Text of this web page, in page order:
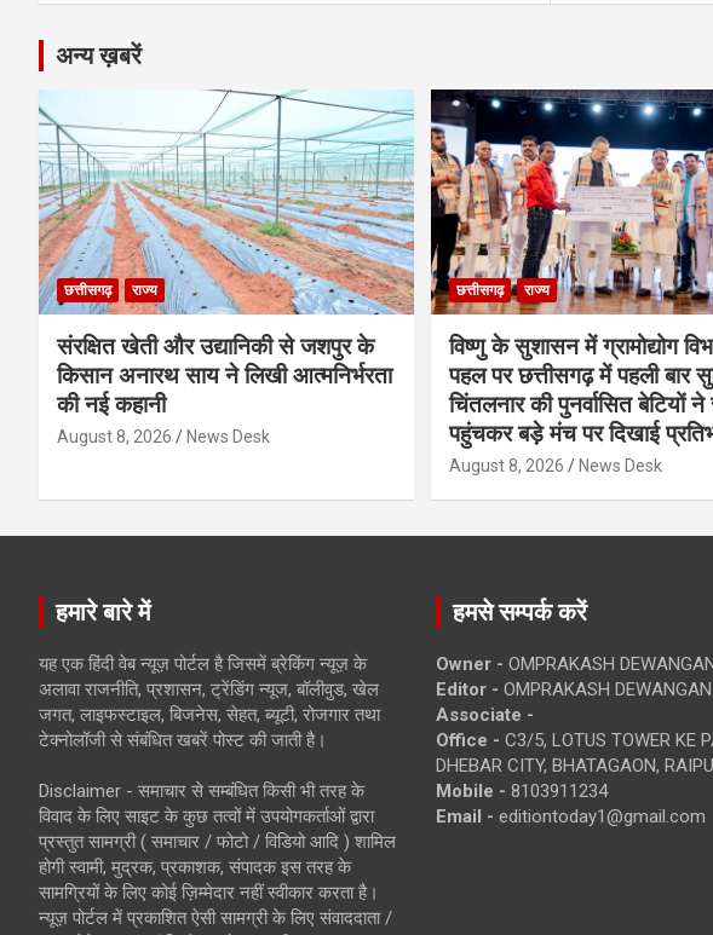
अन्य ख़बरें
छत्तीसगढ़ राज्य
संरक्षित खेती और उद्यानिकी से जशपुर के
किसान अनारथ साय ने लिखी आत्मनिर्भरता
की नई कहानी
August 8, 2026 News Desk
छत्तीसगढ़ राज्य
विष्णु के सुशासन में ग्रामोद्योग
पहल पर छत्तीसगढ़ में पहली बार
चिंतलनार की पुनर्वासित बेटियों ने
पहुंचकर बड़े मंच पर दिखाई
August 8, 2026 News Desk
हमारे बारे में
यह एक हिंदी वेब न्यूज़ पोर्टल है जिसमें ब्रेकिंग न्यूज़ के
अलावा राजनीति, प्रशासन, ट्रेंडिंग न्यूज, बॉलीवुड, खेल
जगत, लाइफस्टाइल, बिजनेस, सेहत, ब्यूटी, रोजगार तथा
टेक्नोलॉजी से संबंधित खबरें पोस्ट की जाती है।
Disclaimer - समाचार से सम्बंधित किसी भी तरह के
विवाद के लिए साइट के कुछ तत्वों में उपयोगकर्ताओं द्वारा
प्रस्तुत सामग्री ( समाचार / फोटो / विडियो आदि ) शामिल
होगी स्वामी, मुद्रक, प्रकाशक, संपादक इस तरह के
सामग्रियों के लिए कोई ज़िम्मेदार नहीं स्वीकार करता है।
न्यूज़ पोर्टल में प्रकाशित ऐसी सामग्री के लिए संवाददाता /
हमसे सम्पर्क करें
Owner - OMPRAKASH
Editor - OMPRAKASH DEWANGAN
Associate -
Office - C3/5, LOTUS TOWER KE
DHEBAR CITY, BHATAGAON,
Mobile - 8103911234
Email - editiontoday1@gmail.com